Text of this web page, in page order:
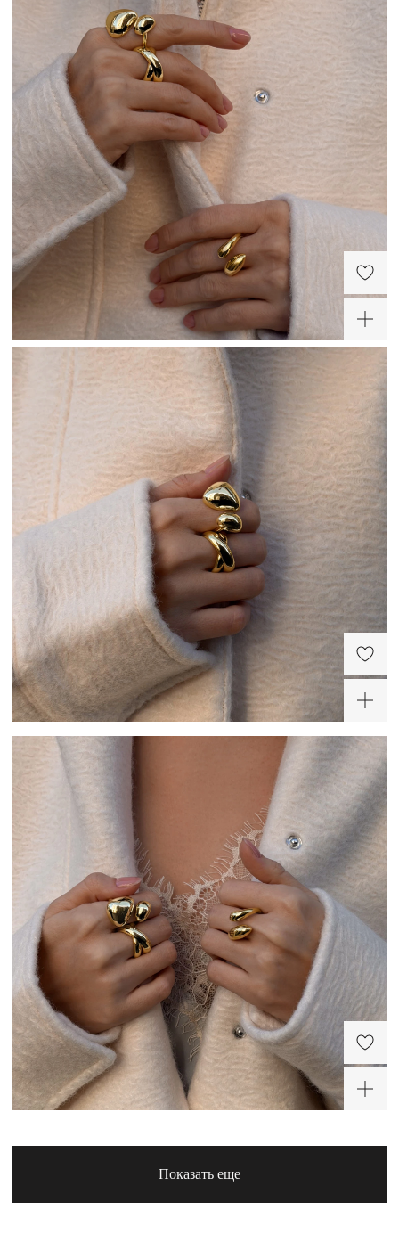
Сити Молл (СПб)
Коломяжский просп., д.17
Режим работы
Объемное кольцо
Пенелопа из серебра в
покрытии желтое золото
Крупное разомкнутое
кольцо Пенелопа из
серебра в покрытии
желтое золото
8 320 ₽
ХИТ
Крупное разомкнутое
серебра в покрытии
желтое золото
8 320 ₽
ХИТ
Кольцо кросс из серебра
в покрытии желтое
золото
Разомкнутое кольцо
Пенелопа из серебра в
покрытии желтое золото
10 400 ₽
-20% ХИТ
Крупное разомкнутое
кольцо Пенелопа из
серебра в покрытии
желтое золото
8 320 ₽
Кольцо кросс из серебра
в покрытии желтое
золото
9 500 ₽
-20% ХИТ ХИТ
Показать еще